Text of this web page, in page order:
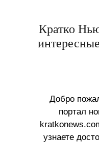
Кратко
Добро
портал
узнаете